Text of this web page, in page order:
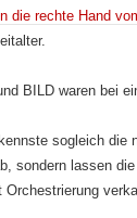
die rechte Hand
BILD waren bei
sogleich die
sondern lassen
Orchestrierung